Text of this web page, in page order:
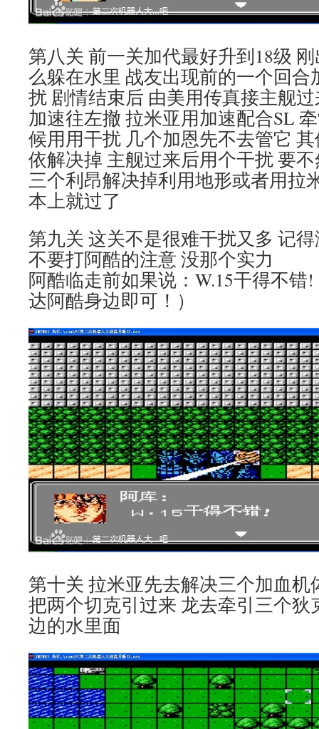
第八关 前一关加代最好升到18级
么躲在水里 战友出现前的一个回
扰 剧情结束后 由美用传真接主舰
加速往左撤 拉米亚用加速配合SL
候用用干扰 几个加恩先不去管它
依解决掉 主舰过来后用个干扰 要
三个利昂解决掉利用地形或者用拉
本上就过了
第九关 这关不是很难干扰又多 记
不要打阿酷的注意 没那个实力
阿酷临走前如果说：W.15干得不错
达阿酷身边即可！）
第十关 拉米亚先去解决三个加血机
把两个切克引过来 龙去牵引三个狄
边的水里面